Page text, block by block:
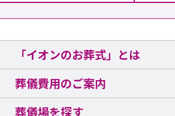
「イオンのお葬式」とは
葬儀費用のご案内
葬儀場を探す